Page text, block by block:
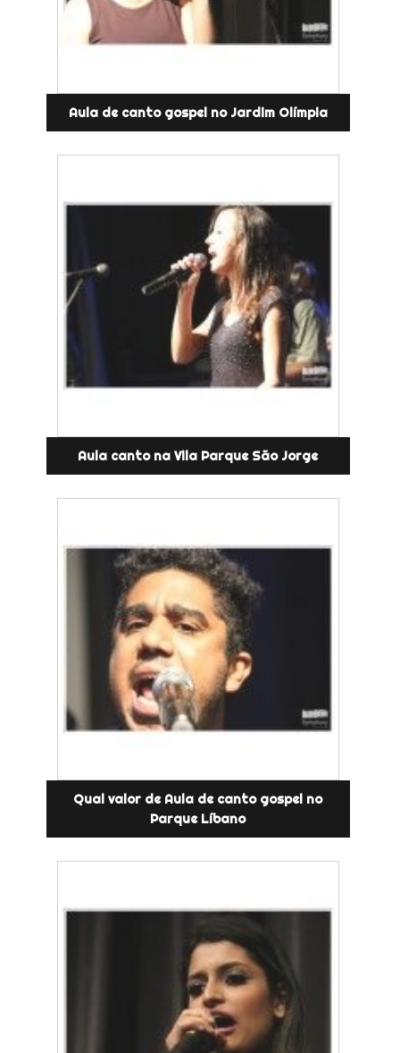
Aula de canto gospel no Jardim Olímpia
Aula canto na Vila Parque São Jorge
Qual valor de Aula de canto gospel no
Parque Líbano